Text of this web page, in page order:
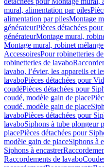
mural, alimentation par piles
alimentation par pilesMontage
générateurPièces détachées
générateurMontage mural,
Montage mural, robinet
AccessoiresPour robinetteries
robinetteries de lavabo
lavabo, l’évier, les appareils et
lavaboPièces détachées pour
coudéPièces détachées pour
coudé, modèle gain de place
coudé, modèle gain de place
lavaboPièces détachées pour
lavaboSiphons à tube plongeur
placePièces détachées pour
modèle gain de placeSiphons à
Siphons à encastrer
Raccordements de lavabo